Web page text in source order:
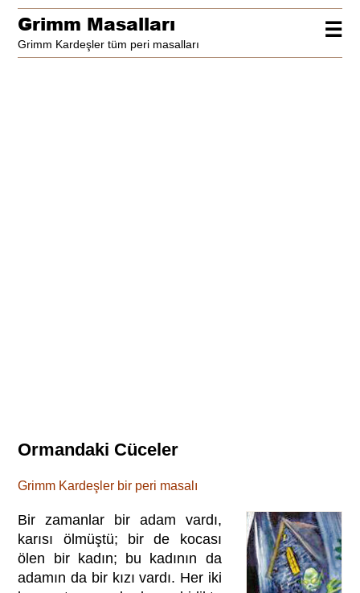
☰
Grimm Masalları
Grimm Kardeşler tüm peri masalları
Ormandaki Cüceler
Grimm Kardeşler bir peri masalı
Bir zamanlar bir adam vardı,
karısı ölmüştü; bir de kocası
ölen bir kadın; bu kadının da
adamın da bir kızı vardı. Her iki